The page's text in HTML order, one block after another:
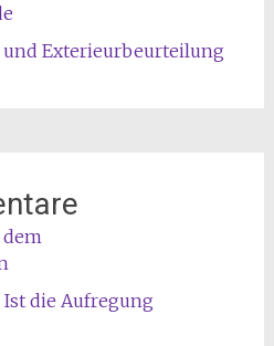
Exterieurbeurteilung
die Aufregung